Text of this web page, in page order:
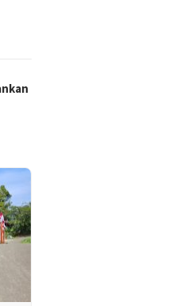
Achmad Dukung
Wisma dan
Latihan Atlet NPCI